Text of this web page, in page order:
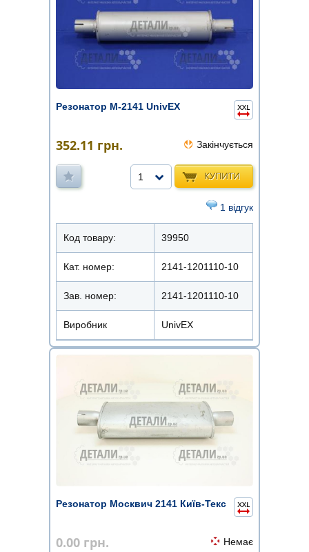
Резонатор М-2141 UnivEX
352.11 грн. Закінчується
КУПИТИ
1
1 відгук
Код товару: 39950
Кат. номер: 2141-1201110-10
Зав. номер: 2141-1201110-10
Виробник UnivEX
Резонатор Москвич 2141 Київ-Текс
0.00 грн. Немає